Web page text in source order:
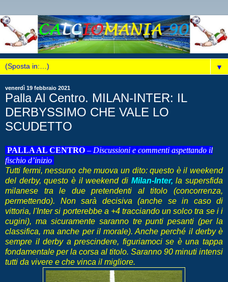
▼
venerdì 19 febbraio 2021
Palla Al Centro. MILAN-INTER: IL
DERBYSSIMO CHE VALE LO
SCUDETTO
PALLA AL CENTRO – Discussioni e commenti aspettando il
fischio d’inizio
Tutti fermi, nessuno che muova un dito: questo è il weekend
del derby, questo è il weekend di Milan-Inter, la supersfida
milanese tra le due pretendenti al titolo (concorrenza,
permettendo). Non sarà decisiva (anche se in caso di
vittoria, l'Inter si porterebbe a +4 tracciando un solco tra se i i
cugini), ma sicuramente saranno tre punti pesanti (per la
classifica, ma anche per il morale). Anche perché il derby è
sempre il derby a prescindere, figuriamoci se è una tappa
fondamentale per la corsa al titolo. Saranno 90 minuti intensi
tutti da vivere e che vinca il migliore.